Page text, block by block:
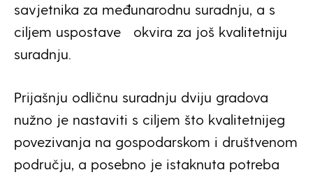
savjetnika za međunarodnu suradnju, a s
ciljem uspostave okvira za još kvalitetniju
suradnju.
Prijašnju odličnu suradnju dviju gradova
nužno je nastaviti s ciljem što kvalitetnijeg
povezivanja na gospodarskom i društvenom
području, a posebno je istaknuta potreba